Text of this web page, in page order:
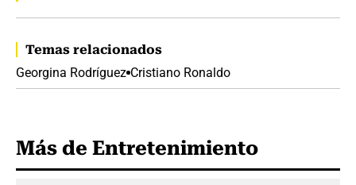
Temas relacionados
Georgina Rodríguez Cristiano Ronaldo
Más de Entretenimiento